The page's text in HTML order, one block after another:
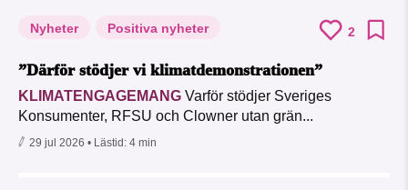
Nyheter Positiva nyheter 2
”Därför stödjer vi klimatdemonstrationen”
KLIMATENGAGEMANG Varför stödjer Sveriges
Konsumenter, RFSU och Clowner utan grän...
29 jul 2026 • Lästid: 4 min